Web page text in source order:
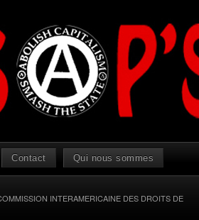
Contact Qui nous sommes
INTERAMERICAINE DES DROITS DE